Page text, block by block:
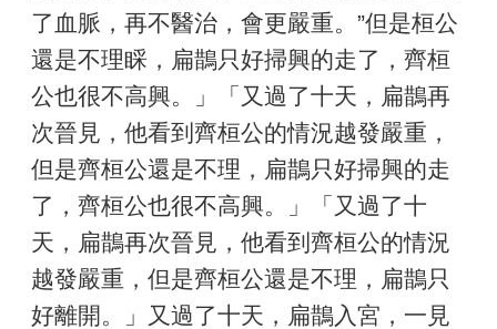
了血脈，再不醫治，會更嚴重。”但是桓公
還是不理睬，扁鵲只好掃興的走了，齊桓
公也很不高興。」「又過了十天，扁鵲再
次晉見，他看到齊桓公的情況越發嚴重，
但是齊桓公還是不理，扁鵲只好掃興的走
了，齊桓公也很不高興。」「又過了十
天，扁鵲再次晉見，他看到齊桓公的情況
越發嚴重，但是齊桓公還是不理，扁鵲只
好離開。」又過了十天，扁鵲入宮，一見